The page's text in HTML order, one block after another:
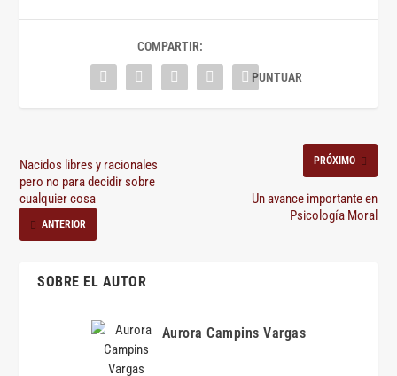
COMPARTIR:
Nacidos libres y racionales
pero no para decidir sobre
cualquier cosa
ANTERIOR
PRÓXIMO
Un avance importante en
Psicología Moral
SOBRE EL AUTOR
Aurora Campins Vargas